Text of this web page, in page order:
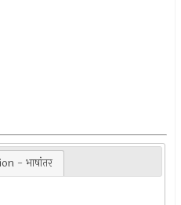
- भाषांतर